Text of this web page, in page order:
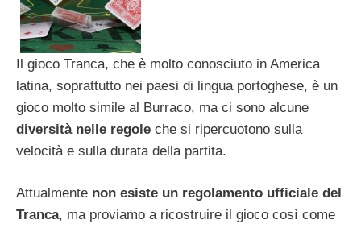
Il gioco Tranca, che è molto conosciuto in America
latina, soprattutto nei paesi di lingua portoghese, è un
gioco molto simile al Burraco, ma ci sono alcune
diversità nelle regole che si ripercuotono sulla
velocità e sulla durata della partita.
Attualmente non esiste un regolamento ufficiale del
Tranca, ma proviamo a ricostruire il gioco così come